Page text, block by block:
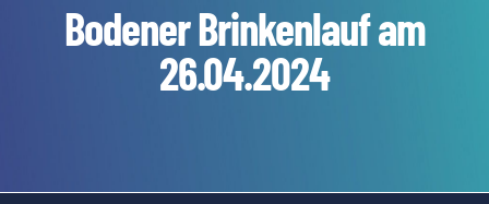
Bodener Brinkenlauf am
26.04.2024